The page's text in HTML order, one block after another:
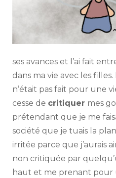
ses avances et l’ai fait
dans ma vie avec les filles.
n’était pas fait pour une
cesse de critiquer mes
prétendant que je me
société que je tuais la
irritée parce que j’aurais
non critiquée par
haut et me prenant pour